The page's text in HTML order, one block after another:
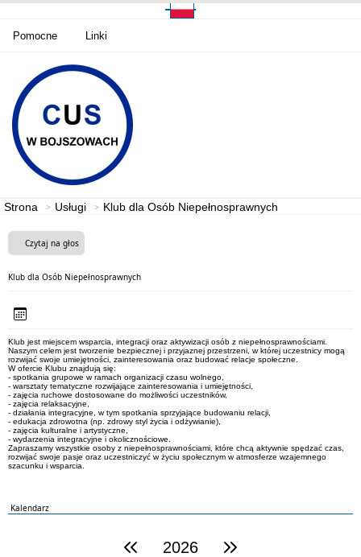
Pomocne Linki
Strona Usługi Klub dla Osób Niepełnosprawnych
Czytaj na głos
Klub dla Osób Niepełnosprawnych
Klub jest miejscem wsparcia, integracji oraz aktywizacji osób z niepełnosprawnościami.
Naszym celem jest tworzenie bezpiecznej i przyjaznej przestrzeni, w której uczestnicy mogą
rozwijać swoje umiejętności, zainteresowania oraz budować relacje społeczne.
W ofercie Klubu znajdują się:
- spotkania grupowe w ramach organizacji czasu wolnego,
- warsztaty tematyczne rozwijające zainteresowania i umiejętności,
- zajęcia ruchowe dostosowane do możliwości uczestników,
- zajęcia relaksacyjne,
- działania integracyjne, w tym spotkania sprzyjające budowaniu relacji,
- edukacja zdrowotna (np. zdrowy styl życia i odżywianie),
- zajęcia kulturalne i artystyczne,
- wydarzenia integracyjne i okolicznościowe.
Zapraszamy wszystkie osoby z niepełnosprawnościami, które chcą aktywnie spędzać czas,
rozwijać swoje pasje oraz uczestniczyć w życiu społecznym w atmosferze wzajemnego
szacunku i wsparcia.
Kalendarz
poprzedni rok2026 następny rok